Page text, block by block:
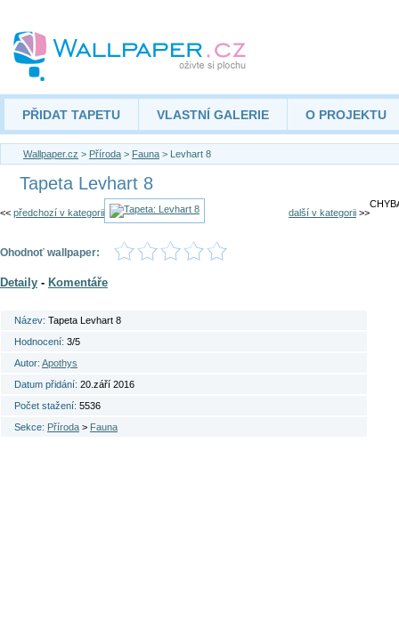
PŘIDAT TAPETU VLASTNÍ GALERIE O PROJEKTU
Wallpaper.cz > Příroda > Fauna > Levhart 8
Tapeta Levhart 8
<< předchozí v kategorii další v kategorii >>
Ohodnoť wallpaper:
Detaily - Komentáře
Název: Tapeta Levhart 8
Hodnocení: 3/5
Autor: Apothys
Datum přidání: 20.září 2016
Počet stažení: 5536
Sekce: Příroda > Fauna